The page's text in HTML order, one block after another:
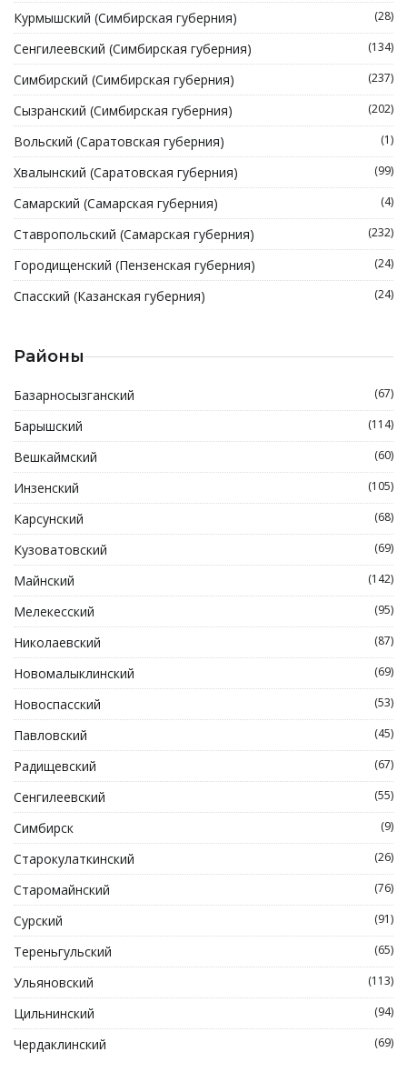
Курмышский (Симбирская губерния) (28)
Сенгилеевский (Симбирская губерния) (134)
Симбирский (Симбирская губерния) (237)
Сызранский (Симбирская губерния) (202)
Вольский (Саратовская губерния) (1)
Хвалынский (Саратовская губерния) (99)
Самарский (Самарская губерния) (4)
Ставропольский (Самарская губерния) (232)
Городищенский (Пензенская губерния) (24)
Спасский (Казанская губерния) (24)
Районы
Базарносызганский (67)
Барышский (114)
Вешкаймский (60)
Инзенский (105)
Карсунский (68)
Кузоватовский (69)
Майнский (142)
Мелекесский (95)
Николаевский (87)
Новомалыклинский (69)
Новоспасский (53)
Павловский (45)
Радищевский (67)
Сенгилеевский (55)
Симбирск (9)
Старокулаткинский (26)
Старомайнский (76)
Сурский (91)
Тереньгульский (65)
Ульяновский (113)
Цильнинский (94)
Чердаклинский (69)